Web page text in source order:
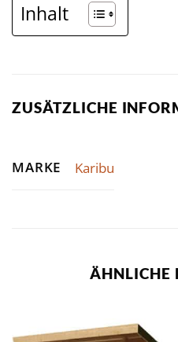
Inhalt
ZUSÄTZLICHE
MARKE Karibu
ÄHNLICHE